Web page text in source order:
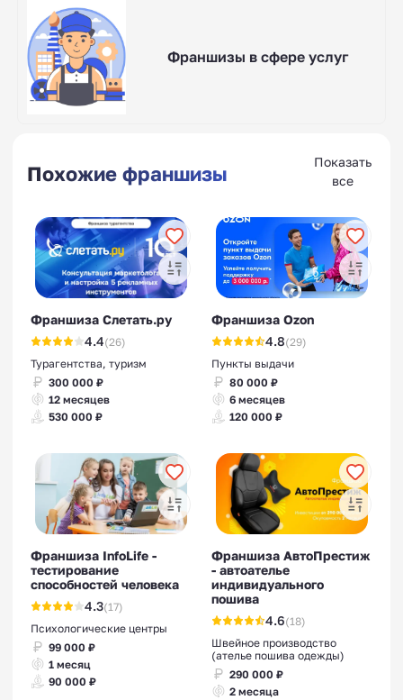
Франшизы в сфере услуг
Похожие франшизы
Показать
все
Франшиза Слетать.ру
4.4(26)
Турагентства, туризм
300 000 ₽
12 месяцев
530 000 ₽
Франшиза Ozon
4.8(29)
Пункты выдачи
80 000 ₽
6 месяцев
120 000 ₽
Франшиза InfoLife -
тестирование
способностей человека
4.3(17)
Психологические центры
99 000 ₽
1 месяц
90 000 ₽
Франшиза АвтоПрестиж
- автоателье
индивидуального
пошива
4.6(18)
Швейное производство
(ателье пошива одежды)
290 000 ₽
2 месяца